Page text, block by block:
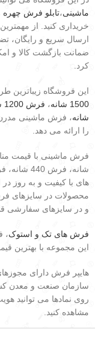
ماشینی،تابلو فرش چهره
خریداری کنید. از
ضمانت بازگشت کالا و
کرد.
این فروشگاه زیباترین
1500 شانه
، فرش 1200 شانه با گل های برجسته
شانه، فرش ماشینی
را ارائه می دهد.
شانه، فرش 440 شانه، فرش فانتزی،
های با کیفیت و به روز در
و در سایزهای سفارشی
فرش های تک و استوک،
این مجموعه با بهترین
هایپر فرش دارای
سازمان صنعت و معدن
روی نمادها می توانید
مشاهده کنید.